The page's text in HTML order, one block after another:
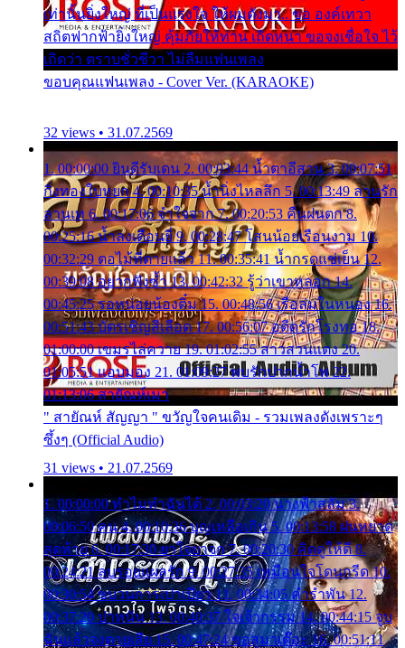
เท่านั้นยิ่งใหญ่ ที่เป็นแรงใจ ให้ผมดังมา.. ขอ องค์เทวา
สถิตฟากฟ้ายิ่งใหญ่ คุ้มภัยให้ท่าน เถิดหนา ขอจงเชื่อใจ ไว้
เถิดว่า ตราบชั่วชีวา ไม่ลืมแฟนเพลง
ขอบคุณแฟนเพลง - Cover Ver. (KARAOKE)
32 views • 31.07.2569
1. 00:00:00 ยินดีรับเดน 2. 00:03:44 น้ำตาอีสาน 3. 00:07:51
กิ่งทองใบหยก 4. 00:10:35 น้ำนิ่งไหลลึก 5. 00:13:49 ลานรัก
ลานเท 6. 00:17:06 จำใจจาก 7. 00:20:53 คืนฝนตก 8.
00:25:16 น้ำลงเดือนยี่ 9. 00:28:47 โสนน้อยเรือนงาม 10.
00:32:29 ตอไม้ที่ตายแล้ว 11. 00:35:41 น้ำกรดแช่เย็น 12.
00:39:08 อยากฟังซ้ำ 13. 00:42:32 รู้ว่าเขาหลอก 14.
00:45:25 รอหน่อยน้องติ๋ม 15. 00:48:56 เรือล่มในหนอง 16.
00:51:43 บัตรเชิญสีเลือด 17. 00:56:07 อดีตรักโรงทอ 18.
01:00:00 เขมรไล่ควาย 19. 01:02:55 สาวสวนแตง 20.
01:05:51 แอบมอง 21. 01:09:27 พบรักปากน้ำโพ 22.
01:13:06 สายัณห์เมา
" สายัณห์ สัญญา " ขวัญใจคนเดิม - รวมเพลงดังเพราะๆ
ซึ้งๆ (Official Audio)
31 views • 21.07.2569
1. 00:00:00 ทำไมทำฉันได้ 2. 00:03:20 นางฟ้าสลัม 3.
00:06:50 คน 4. 00:10:36 บุญเหลือเกิน 5. 00:13:58 ฝนหยาด
สุดท้าย 6. 00:17:30 ยาใจยาจก 7. 00:20:30 คิดดูให้ดี 8.
00:24:21 ลบรอยแผลรัก 9. 00:27:35 เหมือนใจโดนกรีด 10.
00:30:54 ขบวนการเปาเปียว 11. 00:34:05 คำรำพัน 12.
00:37:20 ปาหนัน 13. 00:40:37 ใจเจ้ากรรม 14. 00:44:15 จูบ
ฉันแล้วจงตายเสีย 15. 00:47:24 ขอสูมาเต๊อะ 16. 00:51:11